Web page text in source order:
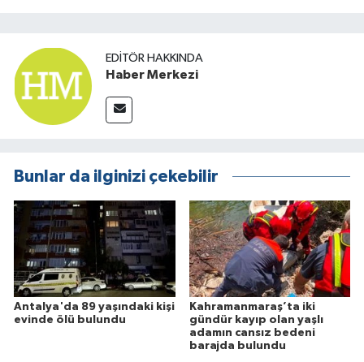
EDITÖR HAKKINDA
Haber Merkezi
Bunlar da ilginizi çekebilir
Antalya'da 89 yaşındaki kişi
evinde ölü bulundu
Kahramanmaraş’ta iki
gündür kayıp olan yaşlı
adamın cansız bedeni
barajda bulundu